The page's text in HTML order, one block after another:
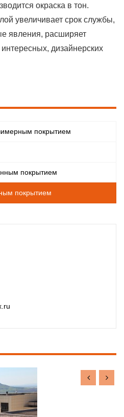
окраска в тон.
увеличивает срок службы,
явления, расширяет
дизайнерских
покрытием
покрытием
покрытием